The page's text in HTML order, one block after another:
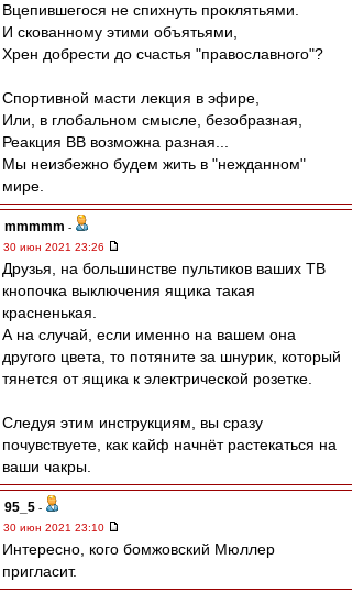
Вцепившегося не спихнуть проклятьями.
И скованному этими объятьями,
Хрен добрести до счастья "православного"?
Спортивной масти лекция в эфире,
Или, в глобальном смысле, безобразная,
Реакция ВВ возможна разная...
Мы неизбежно будем жить в "нежданном"
мире.
mmmmm -
30 июн 2021 23:26
Друзья, на большинстве пультиков ваших ТВ
кнопочка выключения ящика такая
красненькая.
А на случай, если именно на вашем она
другого цвета, то потяните за шнурик, который
тянется от ящика к электрической розетке.
Следуя этим инструкциям, вы сразу
почувствуете, как кайф начнёт растекаться на
ваши чакры.
95_5 -
30 июн 2021 23:10
Интересно, кого бомжовский Мюллер
пригласит.